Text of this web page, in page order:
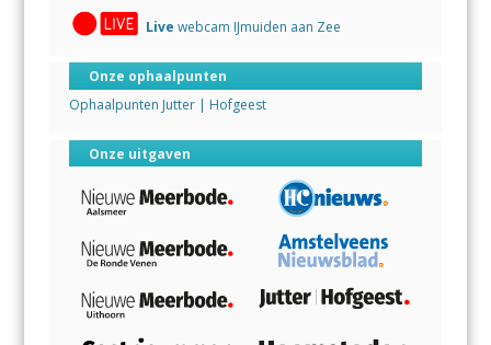
Live webcam IJmuiden aan Zee
Onze ophaalpunten
Ophaalpunten Jutter | Hofgeest
Onze uitgaven